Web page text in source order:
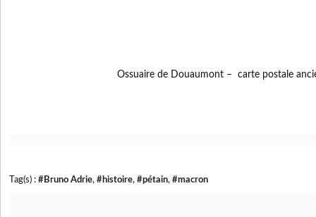
Ossuaire de Douaumont – carte postale
Tag(s) : #Bruno Adrie, #histoire, #pétain, #macron